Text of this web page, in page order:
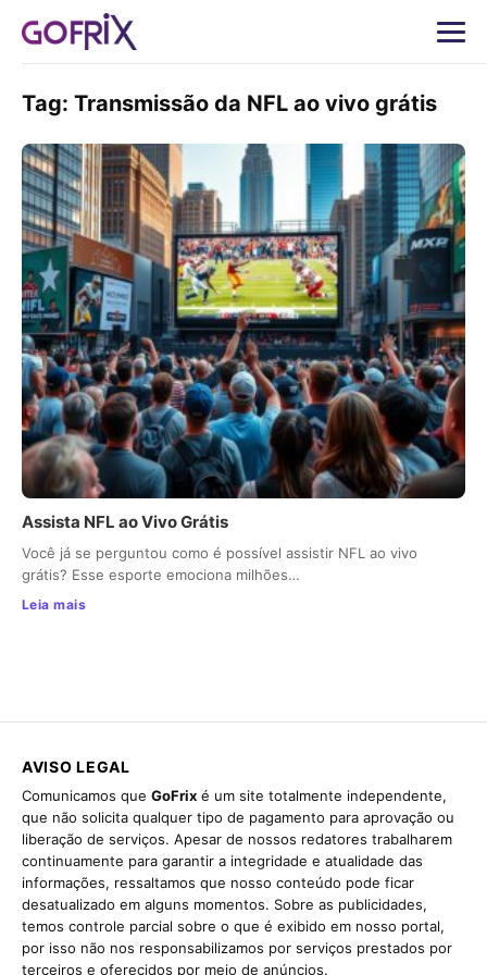
Tag: Transmissão da NFL ao vivo grátis
Assista NFL ao Vivo Grátis
Você já se perguntou como é possível assistir NFL ao vivo
grátis? Esse esporte emociona milhões…
Leia mais
AVISO LEGAL
Comunicamos que GoFrix é um site totalmente independente,
que não solicita qualquer tipo de pagamento para aprovação ou
liberação de serviços. Apesar de nossos redatores trabalharem
continuamente para garantir a integridade e atualidade das
informações, ressaltamos que nosso conteúdo pode ficar
desatualizado em alguns momentos. Sobre as publicidades,
temos controle parcial sobre o que é exibido em nosso portal,
por isso não nos responsabilizamos por serviços prestados por
terceiros e oferecidos por meio de anúncios.